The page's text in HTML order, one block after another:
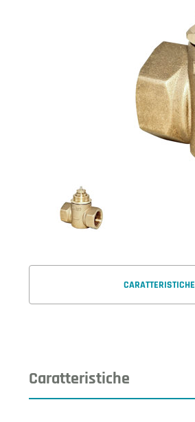
CARATTERISTICHE
Caratteristiche